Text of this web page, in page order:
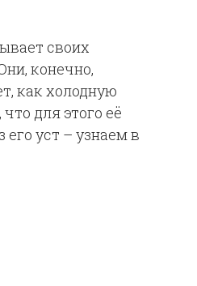
своих
конечно,
как холодную
для этого её
уст – узнаем в